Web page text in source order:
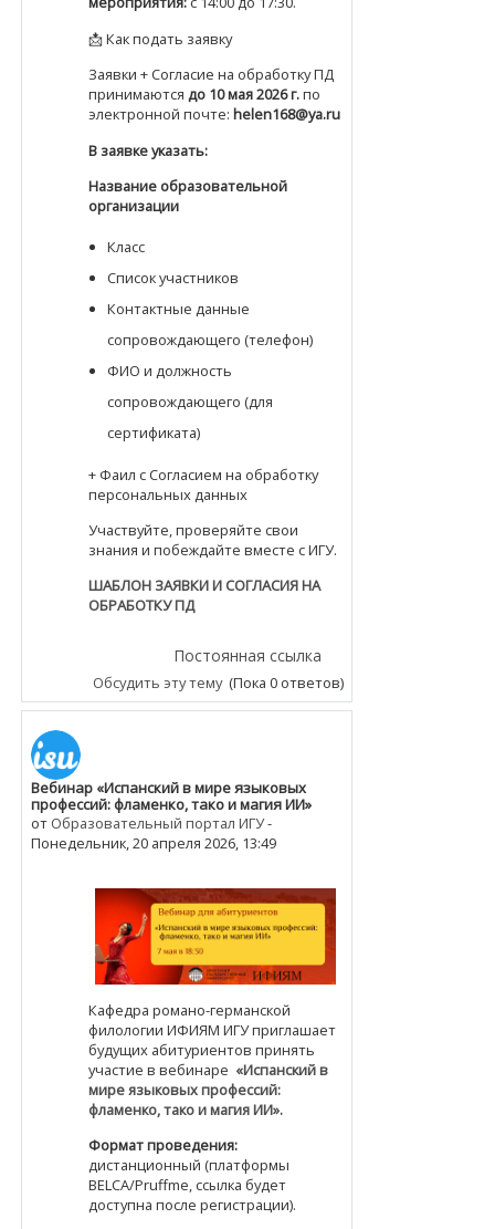
📩 Как подать заявку
Заявки + Согласие на обработку ПД
принимаются до 10 мая 2026 г.по
электронной почте: helen168@ya.ru
В заявке указать:
Название образовательной
организации
Класс
Список участников
Контактные данные
сопровождающего (телефон)
ФИО и должность
сопровождающего (для
сертификата)
+ Фаил с Согласием на обработку
персональных данных
Участвуйте, проверяйте свои
знания и побеждайте вместе с ИГУ.
ШАБЛОН ЗАЯВКИ И СОГЛАСИЯ НА
ОБРАБОТКУ ПД
Постоянная ссылка
Обсудить эту тему (Пока 0 ответов)
Вебинар «Испанский в мире языковых
профессий: фламенко, тако и магия ИИ»
от Образовательный портал ИГУ-
Понедельник, 20 апреля 2026, 13:49
Кафедра романо-германской
филологии ИФИЯМ ИГУ приглашает
будущих абитуриентов принять
участие в вебинаре «Испанский в
мире языковых профессий:
фламенко, тако и магия ИИ».
Формат проведения:
дистанционный (платформы
BELCA/Pruffme, ссылка будет
доступна после регистрации).